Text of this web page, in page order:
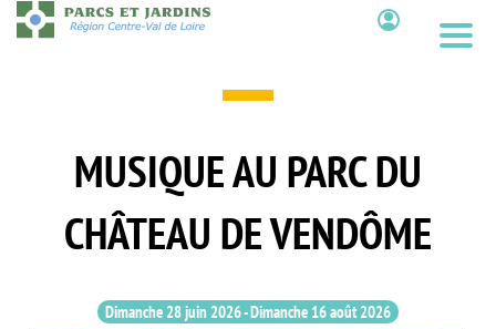
Aller
au
MUSIQUE AU PARC DU
CHÂTEAU DE VENDÔME
Dimanche 28 juin 2026-Dimanche 16 août 2026